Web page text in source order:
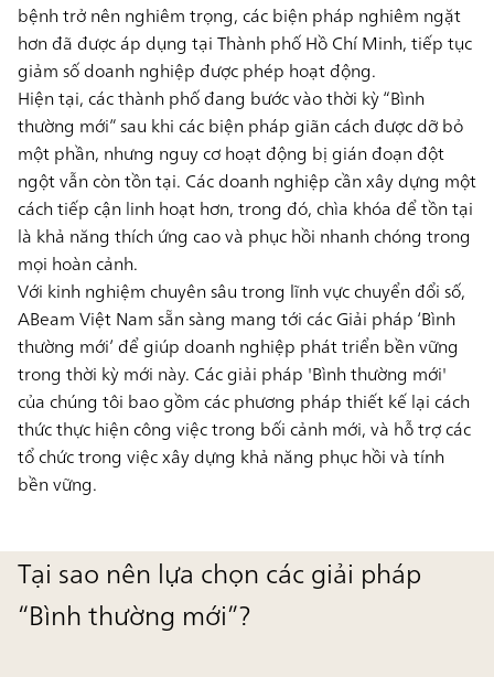
bệnh trở nên nghiêm trọng, các biện pháp nghiêm ngặt
hơn đã được áp dụng tại Thành phố Hồ Chí Minh, tiếp tục
giảm số doanh nghiệp được phép hoạt động.
Hiện tại, các thành phố đang bước vào thời kỳ “Bình
thường mới” sau khi các biện pháp giãn cách được dỡ bỏ
một phần, nhưng nguy cơ hoạt động bị gián đoạn đột
ngột vẫn còn tồn tại. Các doanh nghiệp cần xây dựng một
cách tiếp cận linh hoạt hơn, trong đó, chìa khóa để tồn tại
là khả năng thích ứng cao và phục hồi nhanh chóng trong
mọi hoàn cảnh.
Với kinh nghiệm chuyên sâu trong lĩnh vực chuyển đổi số,
ABeam Việt Nam sẵn sàng mang tới cácGiải pháp ‘Bình
thường mới’để giúp doanh nghiệp phát triển bền vững
trong thời kỳ mới này. Các giải pháp 'Bình thường mới'
của chúng tôi bao gồm các phương pháp thiết kế lại cách
thức thực hiện công việc trong bối cảnh mới, và hỗ trợ các
tổ chức trong việc xây dựng khả năng phục hồi và tính
bền vững.
Tại sao nên lựa chọn các giải pháp
“Bình thường mới”?